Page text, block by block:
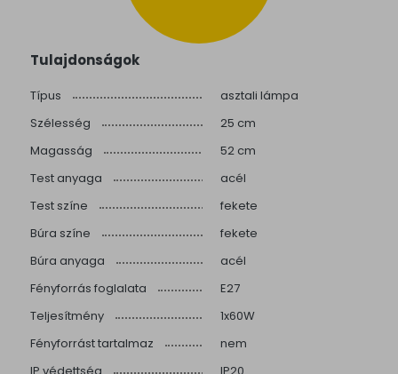
Tulajdonságok
Típus
asztali lámpa
Szélesség
25 cm
Magasság
52 cm
Test anyaga
acél
Test színe
fekete
Búra színe
fekete
Búra anyaga
acél
Fényforrás foglalata
E27
Teljesítmény
1x60W
Fényforrást tartalmaz
nem